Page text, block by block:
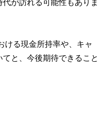
が訪れる可能性もありま
ける現金所持率や、キャ
と、今後期待できること